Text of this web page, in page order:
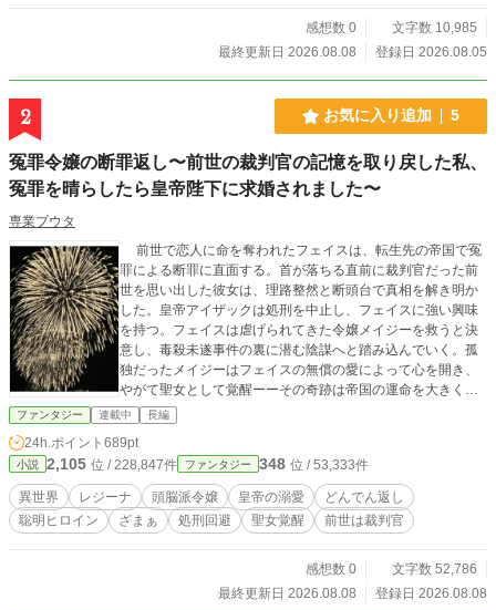
と、民の拍手を選んでしまった弟王の、逆転と後悔、そして
感想数 0
文字数 10,985
最終更新日 2026.08.08
登録日 2026.08.05
2 お気に入り追加 5
冤罪令嬢の断罪返し〜前世の裁判官の記憶を取り戻した私、
冤罪を晴らしたら皇帝陛下に求婚されました〜
専業プウタ
前世で恋人に命を奪われたフェイスは、転生先の帝国で冤
罪による断罪に直面する。首が落ちる直前に裁判官だった前
世を思い出した彼女は、理路整然と断頭台で真相を解き明か
した。皇帝アイザックは処刑を中止し、フェイスに強い興味
を持つ。フェイスは虐げられてきた令嬢メイジーを救うと決
意し、毒殺未遂事件の裏に潜む陰謀へと踏み込んでいく。孤
独だったメイジーはフェイスの無償の愛によって心を開き、
やがて聖女として覚醒ーーその奇跡は帝国の運命を大きく揺
るがし始める。 同じ頃、皇帝アイザックは聡明で屈しない
フェイスに強く惹かれ、次第に独占欲にも似た激しい愛情を
向けるようになる。逃げたいのに惹かれてしまうーー恐怖
と、ときめきの狭間で揺れるフェイスに彼はついに逃げ場を
塞ぐよう結婚を迫る。抗えない権力と真っ直ぐすぎる想いに
追い詰められながらも、フェイスは自らの未来を賭けて一年
間の契約結婚を提案する。陰謀と愛が交錯する中、不器用な
ファンタジー 連載中 長編
24h.ポイント 689pt
小説 2,105 位 / 228,847件 ファンタジー 348 位 / 53,333件
異世界 レジーナ 頭脳派令嬢 皇帝の溺愛
どんでん返し
聡明ヒロイン
ざまぁ 処刑回避 聖女覚醒 前世は裁判官
感想数 0
文字数 52,786
最終更新日 2026.08.08
登録日 2026.08.08